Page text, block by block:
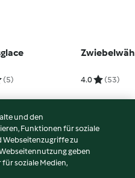
(5) 4.0 (53)
und den
Funktionen für soziale
Webseitenzugriffe zu
geben
soziale Medien,